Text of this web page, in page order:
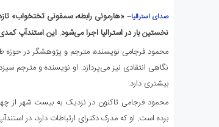
صدای استرالیا– «هارمونی رابطه، سمفونی تختخواب»
نخستین بار در استرالیا اجرا می‌شود. این استندآپ
محمود فرجامی نویسنده، مترجم و پژوهشگر در
نگاهی انتقادی نیز می‌پردازد. او نویسنده و مترجم
بیشتری دارد.
محمود فرجامی تاکنون در نزدیک به بیست شهر از
برده است. او که مدرک دکترای ارتباطات دارد، در